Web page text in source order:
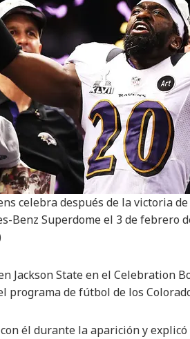
celebra después de la victoria
Benz Superdome el 3 de febrero
Jackson State en el Celebration
programa de fútbol de los
él durante la aparición y